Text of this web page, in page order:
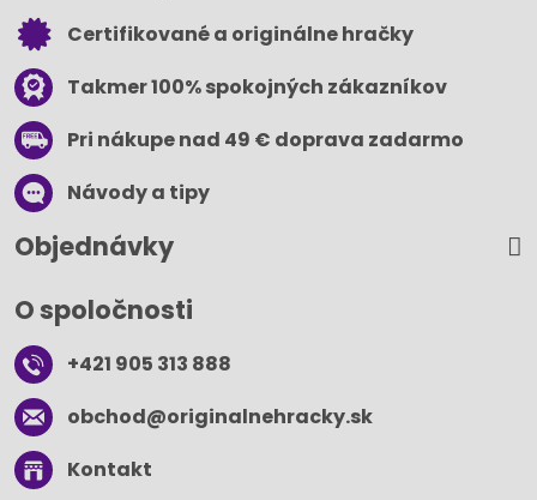
Certifikované a originálne hračky
Takmer 100% spokojných zákazníkov
Pri nákupe nad 49 € doprava zadarmo
Návody a tipy
Objednávky
O spoločnosti
+421 905 313 888
obchod​@originalnehracky​.sk
Kontakt